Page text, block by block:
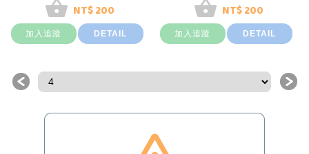
NT$ 200
加入追蹤 DETAIL
NT$ 200
加入追蹤 DETAIL
＜ ＞